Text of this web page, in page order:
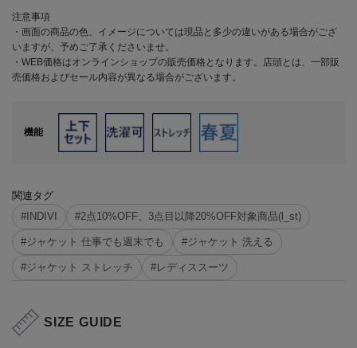
注意事項
・画面の商品の色、イメージについては現品と多少の違いがある場合がござ
いますが、予めご了承くださいませ。
・WEB価格はオンラインショップの販売価格となります。店頭とは、一部販
売価格およびセール内容が異なる場合がございます。
機能
関連タグ
#INDIVI
#2点10%OFF、3点目以降20%OFF対象商品(l_st)
#ジャケット 仕事でも週末でも #ジャケット 洗える
#ジャケット ストレッチ #レディススーツ
SIZE GUIDE